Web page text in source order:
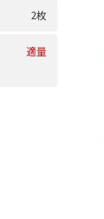
2枚
適量